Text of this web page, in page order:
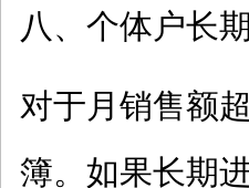
八、个体户长
对于月销售额
簿。如果长期